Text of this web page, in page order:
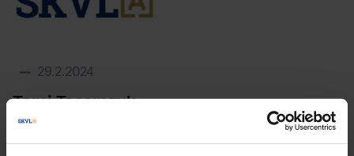
29.2.2024
Tomi Tesarczyk